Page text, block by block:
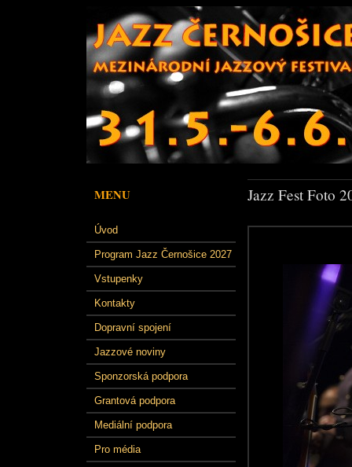
MENU
Úvod
Program Jazz Černošice 2027
Vstupenky
Kontakty
Dopravní spojení
Jazzové noviny
Sponzorská podpora
Grantová podpora
Mediální podpora
Pro média
Jazz Fest Foto